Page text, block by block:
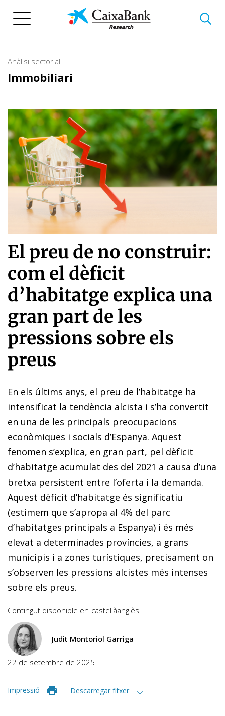
Anàlisi sectorial
Immobiliari
El preu de no construir:
com el dèficit
d’habitatge explica una
gran part de les
pressions sobre els
preus
En els últims anys, el preu de l’habitatge ha
intensificat la tendència alcista i s’ha convertit
en una de les principals preocupacions
econòmiques i socials d’Espanya. Aquest
fenomen s’explica, en gran part, pel dèficit
d’habitatge acumulat des del 2021 a causa d’una
bretxa persistent entre l’oferta i la demanda.
Aquest dèficit d’habitatge és significatiu
(estimem que s’apropa al 4% del parc
d’habitatges principals a Espanya) i és més
elevat a determinades províncies, a grans
municipis i a zones turístiques, precisament on
s’observen les pressions alcistes més intenses
sobre els preus.
Contingut disponible en castellàanglès
Judit Montoriol Garriga
22 de setembre de 2025
Impressió Descarregar fitxer